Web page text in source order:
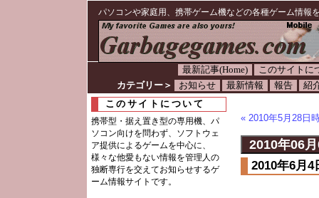
パソコンや家庭用、携帯ゲーム機などの各種ゲーム情報
最新記事(Home)
このサイトに
カテゴリー＞
お知らせ 最新情報 報告 紹
« 2010年5月28日
2010年06
2010年6月4
このサイトについて
携帯型・据え置き型の専用機、パ
ソコン向けを問わず、ソフトウェ
ア提供によるゲームを中心に、
様々な他愛もない情報を管理人の
独断専行を交えてお知らせするゲ
ーム情報サイトです。